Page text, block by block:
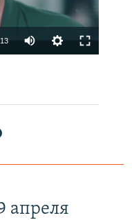
апреля